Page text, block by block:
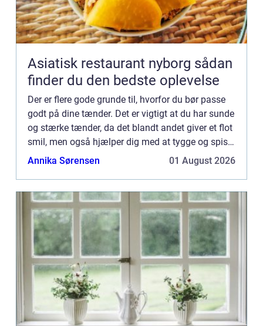
Asiatisk restaurant nyborg sådan
finder du den bedste oplevelse
Der er flere gode grunde til, hvorfor du bør passe
godt på dine tænder. Det er vigtigt at du har sunde
og stærke tænder, da det blandt andet giver et flot
smil, men også hjælper dig med at tygge og spise
de ting du godt kan lide. Ens tænder er noget ...
Annika Sørensen 01 August 2026